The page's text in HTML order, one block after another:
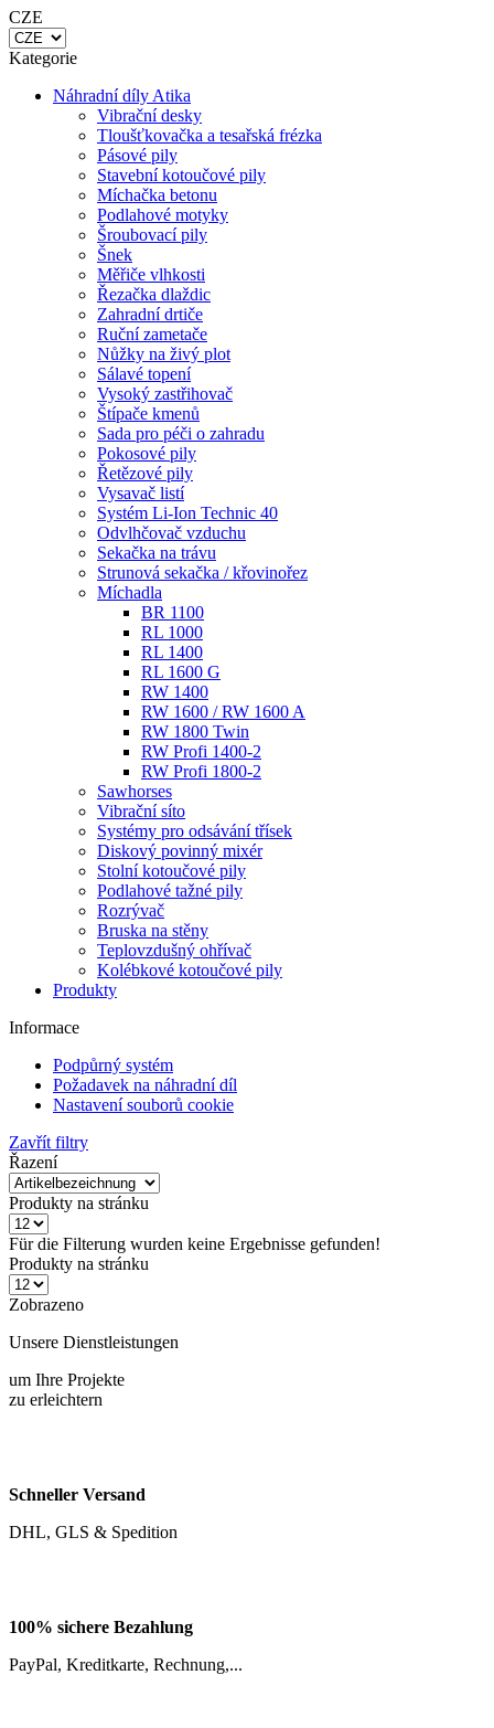
Kategorie
Náhradní díly Atika
Vibrační desky
Tloušťkovačka a tesařská frézka
Pásové pily
Stavební kotoučové pily
Míchačka betonu
Podlahové motyky
Šroubovací pily
Šnek
Měřiče vlhkosti
Řezačka dlaždic
Zahradní drtiče
Ruční zametače
Nůžky na živý plot
Sálavé topení
Vysoký zastřihovač
Štípače kmenů
Sada pro péči o zahradu
Pokosové pily
Řetězové pily
Vysavač listí
Systém Li-Ion Technic 40
Odvlhčovač vzduchu
Sekačka na trávu
Strunová sekačka / křovinořez
Míchadla
BR 1100
RL 1000
RL 1400
RL 1600 G
RW 1400
RW 1600 / RW 1600 A
RW 1800 Twin
RW Profi 1400-2
RW Profi 1800-2
Sawhorses
Vibrační síto
Systémy pro odsávání třísek
Diskový povinný mixér
Stolní kotoučové pily
Podlahové tažné pily
Rozrývač
Bruska na stěny
Teplovzdušný ohřívač
Kolébkové kotoučové pily
Produkty
Informace
Podpůrný systém
Požadavek na náhradní díl
Nastavení souborů cookie
Zavřít filtry
Řazení
Produkty na stránku
Für die Filterung wurden keine Ergebnisse gefunden!
Produkty na stránku
Zobrazeno
Unsere Dienstleistungen
um Ihre Projekte
DHL, GLS & Spedition
PayPal, Kreditkarte, Rechnung,...